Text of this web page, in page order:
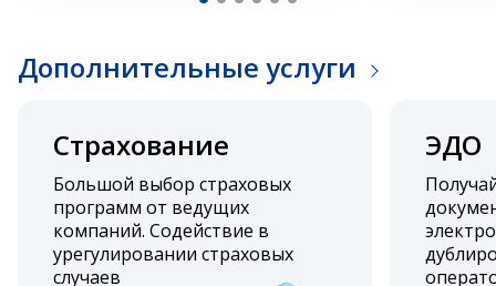
Дополнительные услуги
Страхование
Большой выбор страховых
программ от ведущих
компаний. Содействие в
урегулировании страховых
случаев
ЭДО